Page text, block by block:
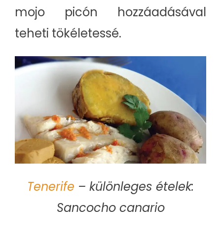
mojo picón hozzáadásával
teheti tökéletessé.
Tenerife – különleges ételek:
Sancocho canario